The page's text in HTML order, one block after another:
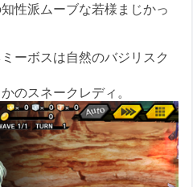
性派ムーブな若様まじかっ
ーボスは自然のバジリスク
のスネークレディ。